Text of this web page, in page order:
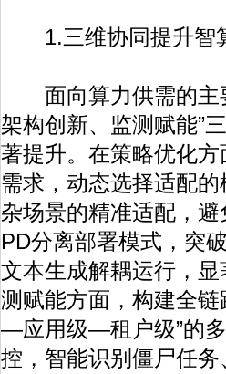
1.三维协同提升智
面向算力供需的主
架构创新、监测赋能”
著提升。在策略优化
需求，动态选择适配
杂场景的精准适配，
PD分离部署模式，突
文本生成解耦运行，
测赋能方面，构建全
—应用级—租户级”的
控，智能识别僵尸任